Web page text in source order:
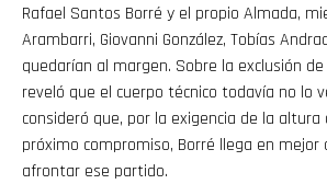
Rafael Santos Borré y el propio Almada,
Arambarri, Giovanni González, Tobías
quedarían al margen. Sobre la exclusión
reveló que el cuerpo técnico todavía no lo
consideró que, por la exigencia de la
próximo compromiso, Borré llega en mejor
afrontar ese partido.